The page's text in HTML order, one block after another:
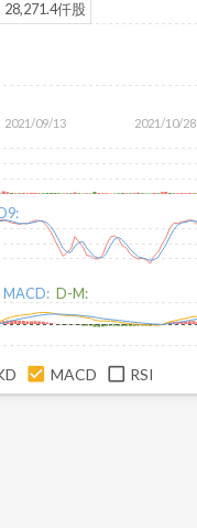
2021/09/13 2021/10/28
28,271.4仟股
MACD: D-M:
MACD RSI